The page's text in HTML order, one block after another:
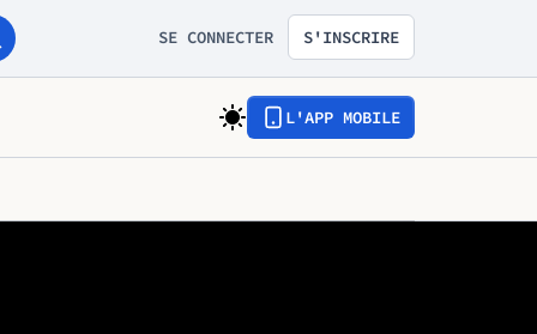
SE CONNECTER S'INSCRIRE
L'APP MOBILE